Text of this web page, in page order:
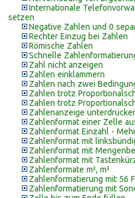
Internationale
setzen
Negative Zahlen und 0
Rechter Einzug bei Zahlen
Römische Zahlen
Schnelle
Zahl nicht anzeigen
Zahlen einklammern
Zahlen nach zwei
Zahlen trotz
Zahlen trotz
Zahlenanzeige
Zahlenformat einer Zelle
Zahlenformat Einzahl -
Zahlenformat mit
Zahlenformat mit
Zahlenformat mit
Zahlenformate m², m³
Zahlenformatierung mit 56
Zahlenformatierung mit